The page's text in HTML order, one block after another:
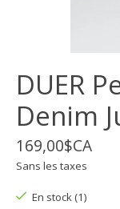
DUER
Denim
169,00$CA
Sans les taxes
En stock (1)